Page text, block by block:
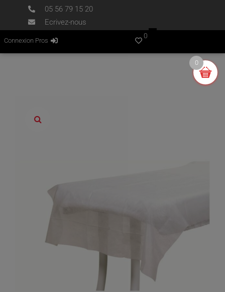
Connexion Pros
05 56 79 15 20
Ecrivez-nous
0
0